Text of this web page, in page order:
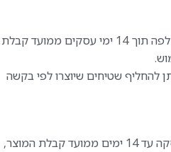
מוצרים מהמלאי – ניתן לבצע החלפה תוך 14 ימי עסקים ממועד קבלת
להחליף שטיחים שיוצרו לפי בקשה
מוצרים מהמלאי – ניתן לבטל עסקה עד 14 ימים ממועד קבלת המוצר,